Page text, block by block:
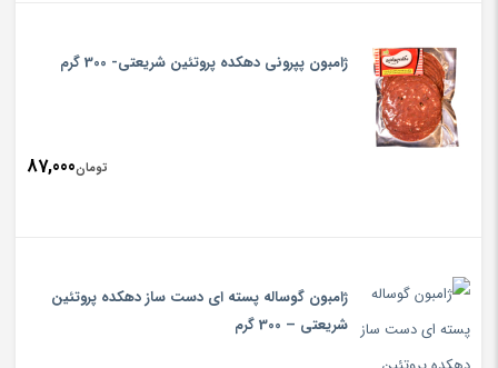
ژامبون پپرونی دهکده پروتئین شریعتی- 300 گرم
تومان87,000
ژامبون گوساله پسته ای دست ساز دهکده پروتئین
شریعتی – 300 گرم